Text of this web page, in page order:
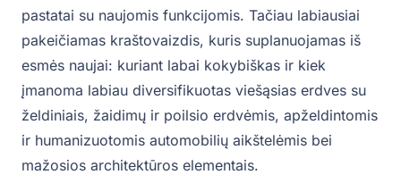
pastatai su naujomis funkcijomis. Tačiau labiausiai
pakeičiamas kraštovaizdis, kuris suplanuojamas iš
esmės naujai: kuriant labai kokybiškas ir kiek
įmanoma labiau diversifikuotas viešąsias erdves su
želdiniais, žaidimų ir poilsio erdvėmis, apželdintomis
ir humanizuotomis automobilių aikštelėmis bei
mažosios architektūros elementais.